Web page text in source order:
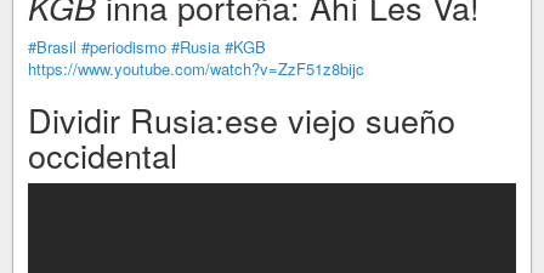
#Brasil #periodismo #Rusia #KGB
https://www.youtube.com/watch?v=ZzF51z8bijc
Dividir Rusia:ese viejo sueño
occidental